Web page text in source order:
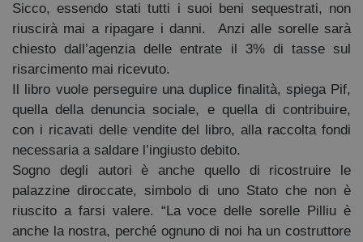
Sicco, essendo stati tutti i suoi beni sequestrati, non
riuscirà mai a ripagare i danni. Anzi alle sorelle sarà
chiesto dall’agenzia delle entrate il 3% di tasse sul
risarcimento mai ricevuto.
Il libro vuole perseguire una duplice finalità, spiega Pif,
quella della denuncia sociale, e quella di contribuire,
con i ricavati delle vendite del libro, alla raccolta fondi
necessaria a saldare l’ingiusto debito.
Sogno degli autori è anche quello di ricostruire le
palazzine diroccate, simbolo di uno Stato che non è
riuscito a farsi valere. “La voce delle sorelle Pilliu è
anche la nostra, perché ognuno di noi ha un costruttore